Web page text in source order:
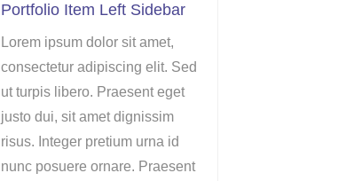
Portfolio Item Left Sidebar
Lorem ipsum dolor sit amet,
consectetur adipiscing elit. Sed
ut turpis libero. Praesent eget
justo dui, sit amet dignissim
risus. Integer pretium urna id
nunc posuere ornare. Praesent